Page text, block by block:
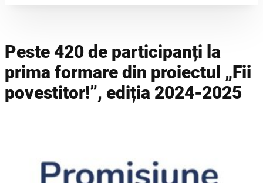
Peste 420 de participanți la
prima formare din proiectul „Fii
povestitor!”, ediția 2024-2025